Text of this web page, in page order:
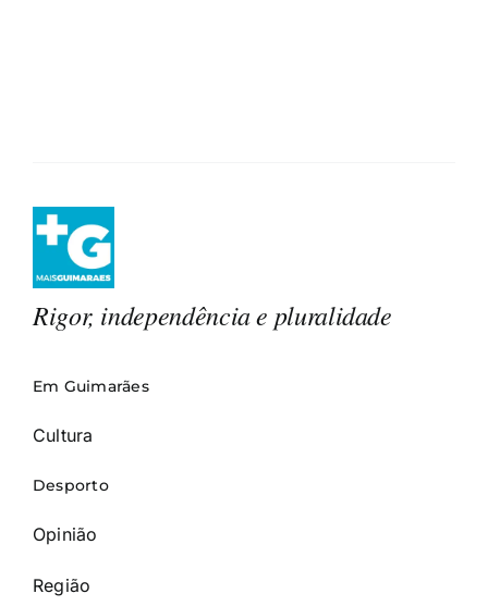
Rigor, independência e pluralidade
Em Guimarães
Cultura
Desporto
Opinião
Região